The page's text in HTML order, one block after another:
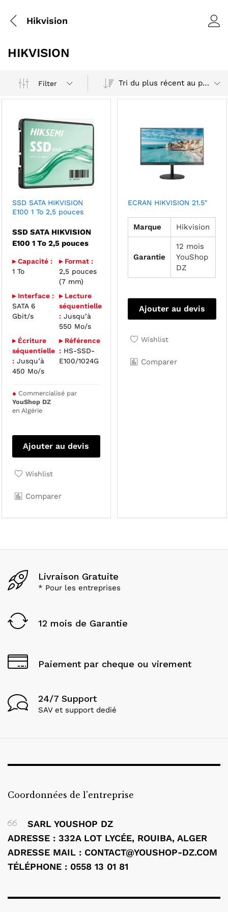
Hikvision
HIKVISION
Filter Tri du plus récent au plus ancien
SSD SATA HIKVISION
E100 1 To 2,5 pouces
SSD SATA HIKVISION
E100 1 To 2,5 pouces
▸ Capacité :
1 To
▸ Format :
2,5 pouces
(7 mm)
▸ Interface :
SATA 6
Gbit/s
▸ Lecture
séquentielle
:Jusqu’à
550 Mo/s
▸ Écriture
séquentielle
:Jusqu’à
450 Mo/s
▸ Référence
:HS-SSD-
E100/1024G
● Commercialisé par
YouShop DZ
en Algérie
Ajouter au devis
Wishlist
Comparer
ECRAN HIKVISION 21.5″
Marque Hikvision
Garantie
12 mois
YouShop
DZ
Ajouter au devis
Wishlist
Comparer
Livraison Gratuite
* Pour les entreprises
12 mois de Garantie
Paiement par cheque ou virement
24/7 Support
SAV et support dedié
Coordonnées de l'entreprise
SARL YOUSHOP DZ
ADRESSE : 332A LOT LYCÉE, ROUIBA, ALGER
ADRESSE MAIL : CONTACT@YOUSHOP-DZ.COM
TÉLÉPHONE : 0558 13 01 81